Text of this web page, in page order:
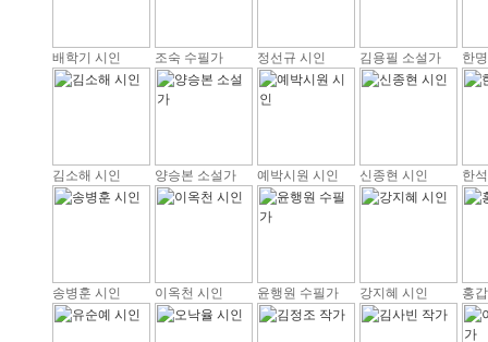
배학기 시인 조숙 수필가 정선규 시인 김용필 소설가 한
김소해 시인 양승본 소설가 예박시원 시인 신종현 시인 한
송병훈 시인 이옥천 시인 윤행원 수필가 강지혜 시인 홍